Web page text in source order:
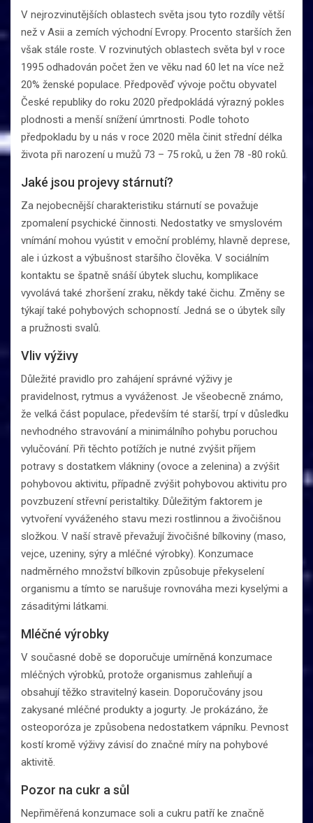
V nejrozvinutějších oblastech světa jsou tyto rozdíly větší
než v Asii a zemích východní Evropy. Procento starších žen
však stále roste. V rozvinutých oblastech světa byl v roce
1995 odhadován počet žen ve věku nad 60 let na více než
20% ženské populace. Předpověď vývoje počtu obyvatel
České republiky do roku 2020 předpokládá výrazný pokles
plodnosti a menší snížení úmrtnosti. Podle tohoto
předpokladu by u nás v roce 2020 měla činit střední délka
života při narození u mužů 73 – 75 roků, u žen 78 -80 roků.
Jaké jsou projevy stárnutí?
Za nejobecnější charakteristiku stárnutí se považuje
zpomalení psychické činnosti. Nedostatky ve smyslovém
vnímání mohou vyústit v emoční problémy, hlavně deprese,
ale i úzkost a výbušnost staršího člověka. V sociálním
kontaktu se špatně snáší úbytek sluchu, komplikace
vyvolává také zhoršení zraku, někdy také čichu. Změny se
týkají také pohybových schopností. Jedná se o úbytek síly
a pružnosti svalů.
Vliv výživy
Důležité pravidlo pro zahájení správné výživy je
pravidelnost, rytmus a vyváženost. Je všeobecně známo,
že velká část populace, především té starší, trpí v důsledku
nevhodného stravování a minimálního pohybu poruchou
vylučování. Při těchto potížích je nutné zvýšit příjem
potravy s dostatkem vlákniny (ovoce a zelenina) a zvýšit
pohybovou aktivitu, případně zvýšit pohybovou aktivitu pro
povzbuzení střevní peristaltiky. Důležitým faktorem je
vytvoření vyváženého stavu mezi rostlinnou a živočišnou
složkou. V naší stravě převažují živočišné bílkoviny (maso,
vejce, uzeniny, sýry a mléčné výrobky). Konzumace
nadměrného množství bílkovin způsobuje překyselení
organismu a tímto se narušuje rovnováha mezi kyselými a
zásaditými látkami.
Mléčné výrobky
V současné době se doporučuje umírněná konzumace
mléčných výrobků, protože organismus zahleňují a
obsahují těžko stravitelný kasein. Doporučovány jsou
zakysané mléčné produkty a jogurty. Je prokázáno, že
osteoporóza je způsobena nedostatkem vápníku. Pevnost
kostí kromě výživy závisí do značné míry na pohybové
aktivitě.
Pozor na cukr a sůl
Nepřiměřená konzumace soli a cukru patří ke značně